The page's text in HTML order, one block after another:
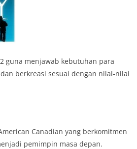
guna menjawab kebutuhan para
berkreasi sesuai dengan nilai-nilai
Canadian yang berkomitmen
pemimpin masa depan.